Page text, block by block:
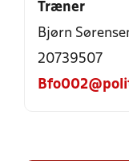
Træner
Bjørn
20739507